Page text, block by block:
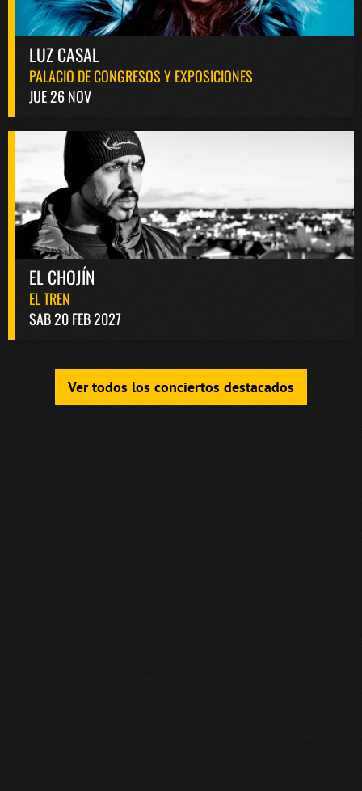
LUZ CASAL
PALACIO DE CONGRESOS Y EXPOSICIONES
JUE 26 NOV
EL CHOJÍN
EL TREN
SAB 20 FEB 2027
Ver todos los conciertos destacados